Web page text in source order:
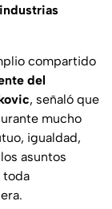
compartido
del
, señaló que
mucho
igualdad,
asuntos
toda